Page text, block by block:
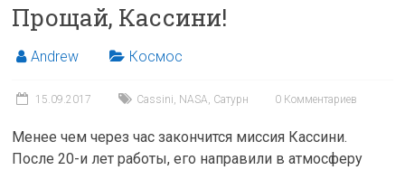
Прощай, Кассини!
Andrew Космос
15.09.2017 Cassini NASA Сатурн 0 Комментариев
Менее чем через час закончится миссия Кассини.
После 20-и лет работы, его направили в атмосферу